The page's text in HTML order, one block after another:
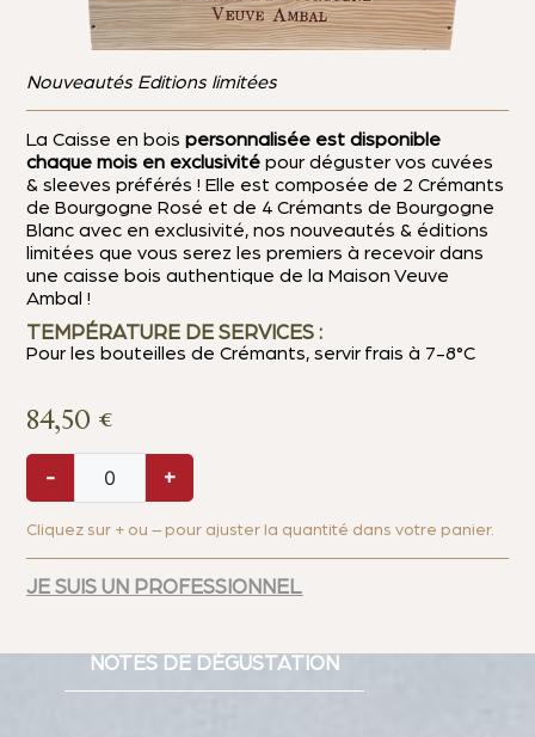
Nouveautés Editions limitées
La Caisse en boispersonnalisée est disponible
chaque mois en exclusivité pour déguster vos cuvées
& sleeves préférés ! Elle est composée de 2 Crémants
de Bourgogne Rosé et de 4 Crémants de Bourgogne
Blanc avec en exclusivité, nos nouveautés & éditions
limitées que vous serez les premiers à recevoir dans
une caisse bois authentique de la Maison Veuve
Ambal !
TEMPÉRATURE DE SERVICES :
Pour les bouteilles de Crémants, servir frais à 7-8°C
84,50 €
- +
Cliquez sur + ou – pour ajuster la quantité dans votre panier.
JE SUIS UN PROFESSIONNEL
NOTES DE DÉGUSTATION